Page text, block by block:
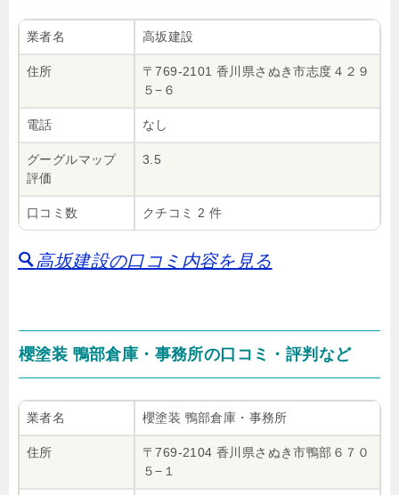
業者名 高坂建設
住所
〒769-2101 香川県さぬき市志度４２９
５−６
電話 なし
グーグルマップ
評価
3.5
口コミ数 クチコミ 2 件
高坂建設の口コミ内容を見る
櫻塗装 鴨部倉庫・事務所の口コミ・評判など
業者名 櫻塗装 鴨部倉庫・事務所
住所
〒769-2104 香川県さぬき市鴨部６７０
５−１